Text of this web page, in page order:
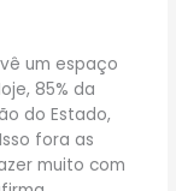
um espaço
85% da
do Estado,
fora as
muito com